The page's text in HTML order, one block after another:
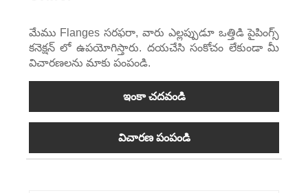
మేము Flanges సరఫరా, వారు ఎల్లప్పుడూ ఒత్తిడి పైపింగ్స్
కనెక్షన్ లో ఉపయోగిస్తారు. దయచేసి సంకోచం లేకుండా మీ
విచారణలను మాకు పంపండి.
ఇంకా చదవండి
విచారణ పంపండి